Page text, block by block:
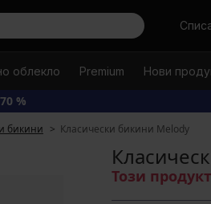
Търси
облекло Premium Нови
%
бикини Класически бикини Melody
Този